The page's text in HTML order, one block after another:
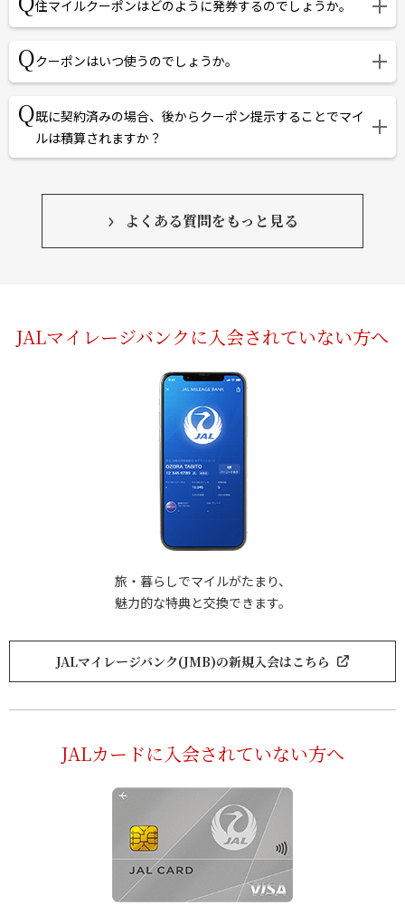
住マイルクーポンはどのように発券するのでしょうか。
ご希望の物件・会社をお探しいただき、「住マイルクーポン
発券」の発行を行ってください。必要情報を入力いただくだ
い。
クーポンはいつ使うのでしょうか。
不動産会社様との初回面談時にご提示ください。
既に契約済みの場合、後からクーポン提示することでマイ
ルは積算されますか？
動産会社への初回訪問（コンタクト）時に住マイルクーポン
をご提出頂いた場合のみ積算対象となります。
よくある質問をもっと見る
JALマイレージバンクに入会されていない方へ
旅・暮らしでマイルがたまり、
魅力的な特典と交換できます。
JALマイレージバンク(JMB)の新規入会はこちら
JALカードに入会されていない方へ